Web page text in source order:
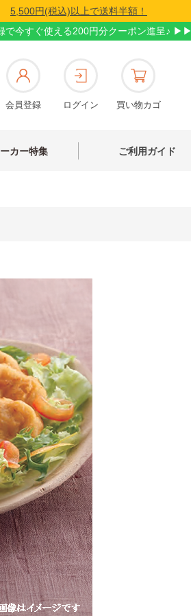
5,500円(税込)以上で送料半額！
で今すぐ使える200円分クーポン進呈♪ ▶▶
会員登録 ログイン 買い物カゴ
カー特集 ご利用ガイド